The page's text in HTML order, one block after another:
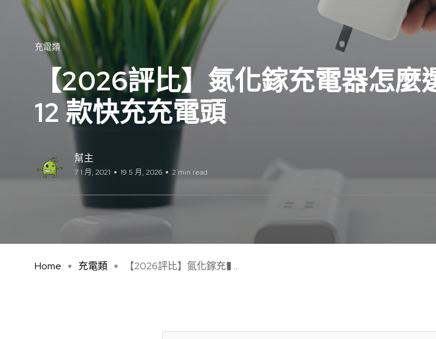
充電類
【2026評比】氮化鎵充電器怎
12 款快充充電頭
幫主
7 1 月, 2021 19 5 月, 2026 2 min read
Home 充電類 【2026評比】氮化鎵充� ...